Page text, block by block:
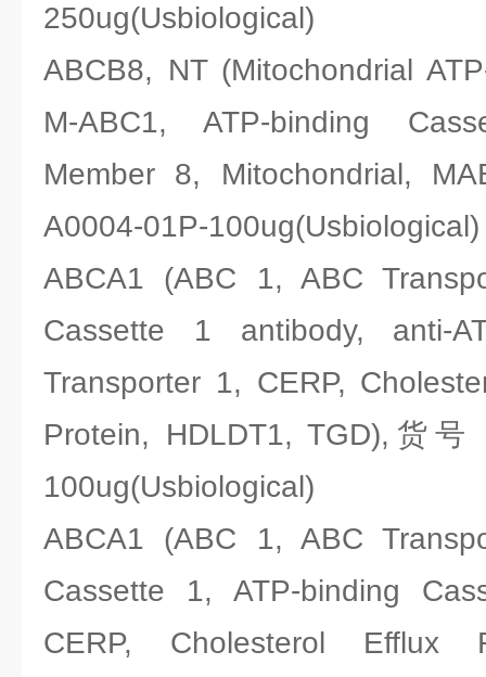
250ug(Usbiological)
ABCB8, NT (Mitochondrial
M-ABC1, ATP-binding
Member 8, Mitochondrial,
A0004-01P-100ug(Usbiological)
ABCA1 (ABC 1, ABC
Cassette 1 antibody, anti-
Transporter 1, CERP,
Protein, HDLDT1, TGD),货号
100ug(Usbiological)
ABCA1 (ABC 1, ABC
Cassette 1, ATP-binding
CERP, Cholesterol Efflux